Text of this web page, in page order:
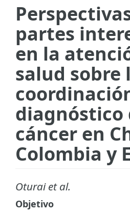
partes
en la
salud sobre
diagnóstico
cáncer en
Colombia y
Oturai et al.
Objetivo